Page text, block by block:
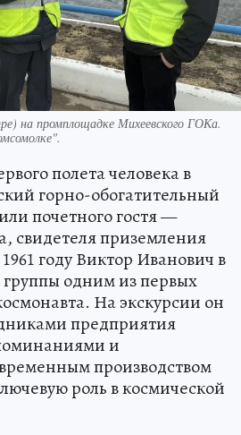
на промплощадке Михеевского ГОКа.
полета человека в
горно-обогатительный
почетного гостя —
свидетеля приземления
году Виктор Иванович в
группы одним из первых
На экскурсии он
предприятия
и
производством
роль в космической